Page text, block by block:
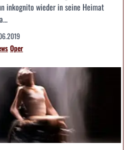
inkognito ­wieder in seine Heimat
Oper